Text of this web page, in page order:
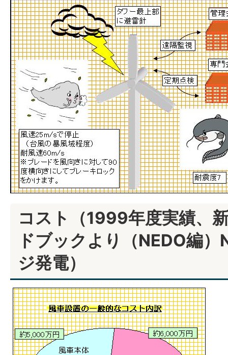
コスト（1999年度実績、
ドブックより（NEDO編
ジ発電）